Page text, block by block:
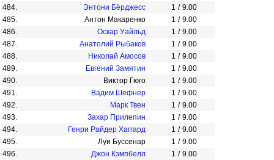
484.
Энтони Бёрджесс 1 / 9.00
485.
Антон Макаренко 1 / 9.00
486.
Оскар Уайльд 1 / 9.00
487.
Анатолий Рыбаков 1 / 9.00
488.
Николай Амосов 1 / 9.00
489.
Евгений Замятин 1 / 9.00
490.
Виктор Гюго 1 / 9.00
491.
Вадим Шефнер 1 / 9.00
492.
Марк Твен 1 / 9.00
493.
Захар Прилепин 1 / 9.00
494.
Генри Райдер Хаггард 1 / 9.00
495.
Луи Буссенар 1 / 9.00
496.
Джон Кэмпбелл 1 / 9.00